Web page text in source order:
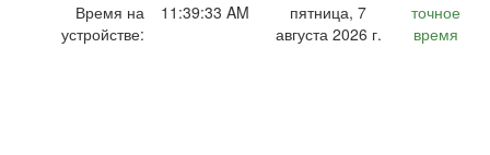
Время на
устройстве:
11:39:33 AM
пятница, 7
августа 2026 г.
точное
время